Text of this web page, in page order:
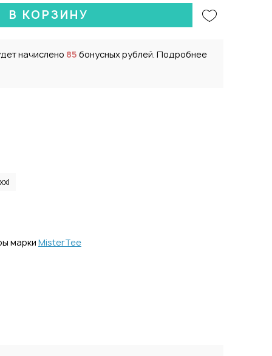
В КОРЗИНУ
начислено 85 бонусных рублей. Подробнее
xxl
марки MisterTee